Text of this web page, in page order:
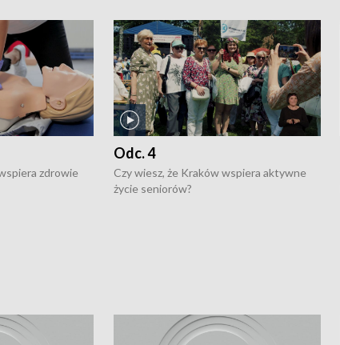
zdrowie
Odc. 4
Czy wiesz, że Kraków wspiera aktywne
życie seniorów?